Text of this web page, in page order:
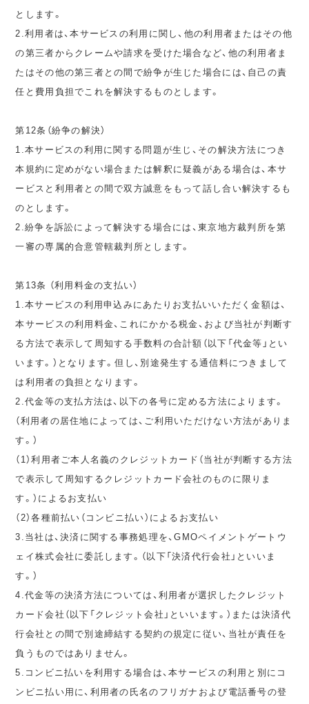
とします。
2.利用者は、本サービスの利用に関し、他の利用者またはその他
の第三者からクレームや請求を受けた場合など、他の利用者ま
たはその他の第三者との間で紛争が生じた場合には、自己の責
任と費用負担でこれを解決するものとします。
第12条（紛争の解決）
1.本サービスの利用に関する問題が生じ、その解決方法につき
本規約に定めがない場合または解釈に疑義がある場合は、本サ
ービスと利用者との間で双方誠意をもって話し合い解決するも
のとします。
2.紛争を訴訟によって解決する場合には、東京地方裁判所を第
一審の専属的合意管轄裁判所とします。
第13条 （利用料金の支払い）
1.本サービスの利用申込みにあたりお支払いいただく金額は、
本サービスの利用料金、これにかかる税金、および当社が判断す
る方法で表示して周知する手数料の合計額（以下「代金等」とい
います。）となります。但し、別途発生する通信料につきまして
は利用者の負担となります。
2.代金等の支払方法は、以下の各号に定める方法によります。
（利用者の居住地によっては、ご利用いただけない方法がありま
す。）
（1）利用者ご本人名義のクレジットカード（当社が判断する方法
で表示して周知するクレジットカード会社のものに限りま
す。）によるお支払い
（2）各種前払い（コンビニ払い）によるお支払い
3.当社は、決済に関する事務処理を、GMOペイメントゲートウ
ェイ株式会社に委託します。（以下「決済代行会社」といいま
す。）
4.代金等の決済方法については、利用者が選択したクレジット
カード会社（以下「クレジット会社」といいます。）または決済代
行会社との間で別途締結する契約の規定に従い、当社が責任を
負うものではありません。
5.コンビニ払いを利用する場合は、本サービスの利用と別にコ
ンビニ払い用に、利用者の氏名のフリガナおよび電話番号の登